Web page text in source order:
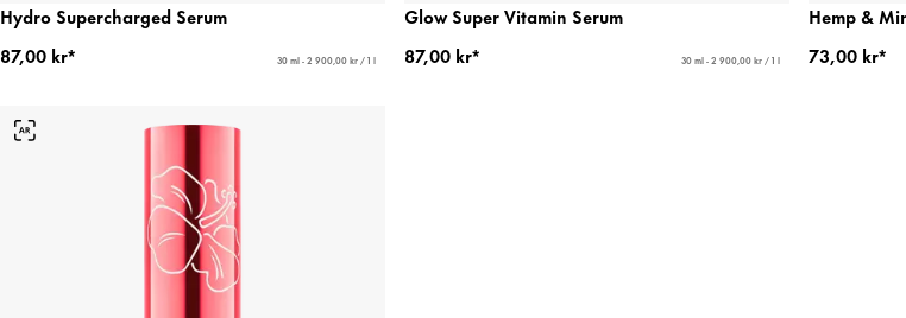
Hydro Supercharged Serum
87,00 kr*
30 ml - 2 900,00 kr / 1 l
Glow Super Vitamin Serum
87,00 kr*
30 ml - 2 900,00 kr / 1 l
Hemp &
73,00 kr*